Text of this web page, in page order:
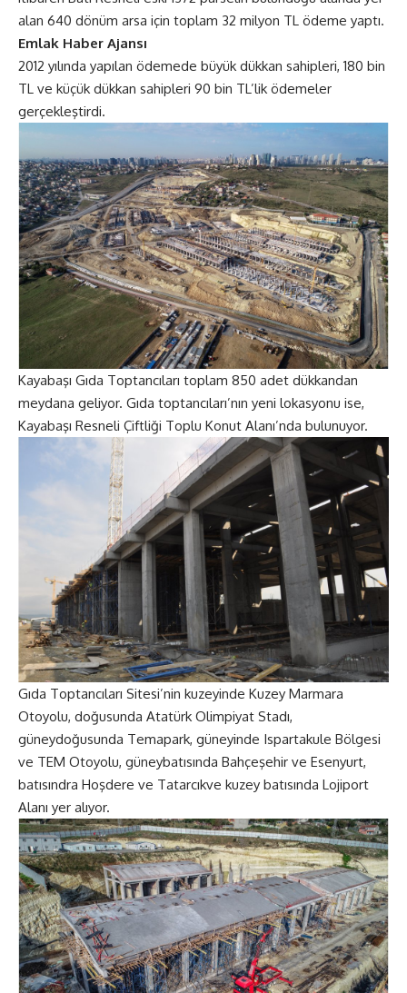
alan 640 dönüm arsa için toplam 32 milyon TL ödeme yaptı.
Emlak Haber Ajansı
2012 yılında yapılan ödemede büyük dükkan sahipleri, 180 bin
TL ve küçük dükkan sahipleri 90 bin TL’lik ödemeler
gerçekleştirdi.
Kayabaşı Gıda Toptancıları toplam 850 adet dükkandan
meydana geliyor. Gıda toptancıları’nın yeni lokasyonu ise,
Kayabaşı Resneli Çiftliği Toplu Konut Alanı’nda bulunuyor.
Gıda Toptancıları Sitesi’nin kuzeyinde Kuzey Marmara
Otoyolu, doğusunda Atatürk Olimpiyat Stadı,
güneydoğusunda Temapark, güneyinde Ispartakule Bölgesi
ve TEM Otoyolu, güneybatısında Bahçeşehir ve Esenyurt,
batısındra Hoşdere ve Tatarcıkve kuzey batısında Lojiport
Alanı yer alıyor.